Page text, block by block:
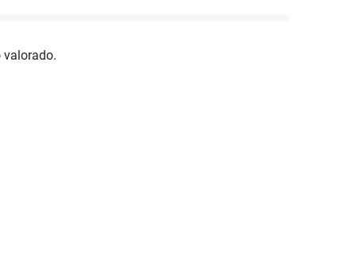
valorado.